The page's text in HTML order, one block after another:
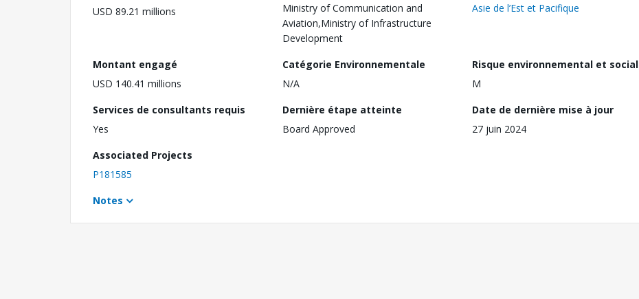
USD 89.21 millions
Ministry of Communication and
Aviation,Ministry of Infrastructure
Development
Asie de l’Est et Pacifique
Montant engagé
USD 140.41 millions
Catégorie Environnementale
N/A
Risque environnemental et social
M
Services de consultants requis
Yes
Dernière étape atteinte
Board Approved
Date de dernière mise à jour
27 juin 2024
Associated Projects
P181585
Notes